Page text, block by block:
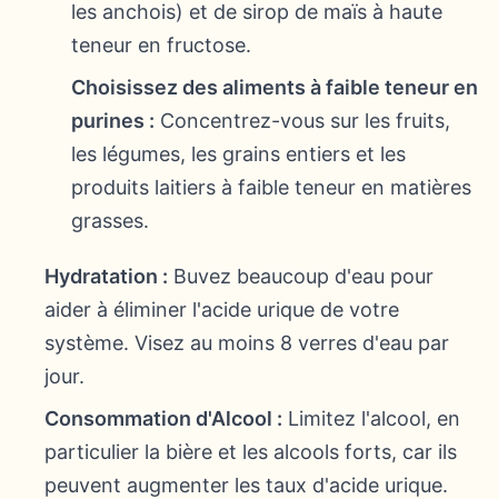
les anchois) et de sirop de maïs à haute
teneur en fructose.
Choisissez des aliments à faible teneur en
purines : Concentrez-vous sur les fruits,
les légumes, les grains entiers et les
produits laitiers à faible teneur en matières
grasses.
Hydratation : Buvez beaucoup d'eau pour
aider à éliminer l'acide urique de votre
système. Visez au moins 8 verres d'eau par
jour.
Consommation d'Alcool : Limitez l'alcool, en
particulier la bière et les alcools forts, car ils
peuvent augmenter les taux d'acide urique.